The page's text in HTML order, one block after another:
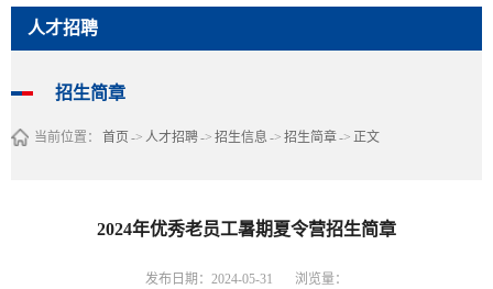
人才招聘
招生简章
当前位置： 首页 -> 人才招聘-> 招生信息 -> 招生简章-> 正文
2024年优秀老员工暑期夏令营招生简章
发布日期：2024-05-31 浏览量：